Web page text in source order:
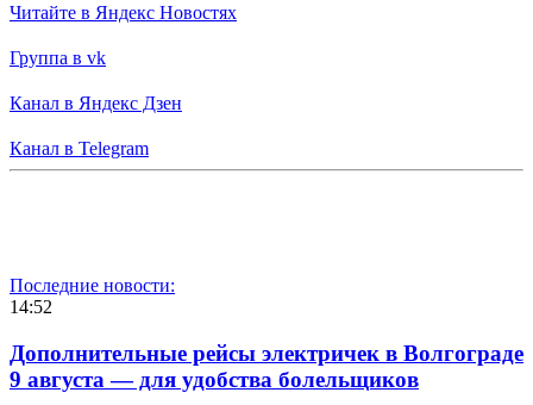
Читайте в Яндекс Новостях
Группа в vk
Канал в Яндекс Дзен
Канал в Telegram
Последние новости:
14:52
Дополнительные рейсы электричек в Волгограде
9 августа — для удобства болельщиков